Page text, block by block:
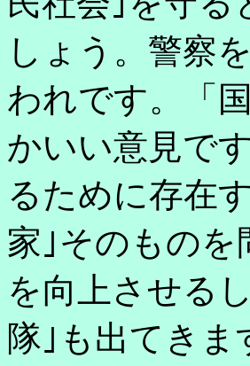
しょう。警察
われです。「
かいい意見で
るために存在
家｣そのもの
を向上させる
隊｣も出てき